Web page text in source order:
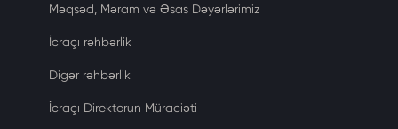
Məqsəd, Məram və Əsas Dəyərlərimiz
İcraçı rəhbərlik
Digər rəhbərlik
İcraçı Direktorun Müraciəti